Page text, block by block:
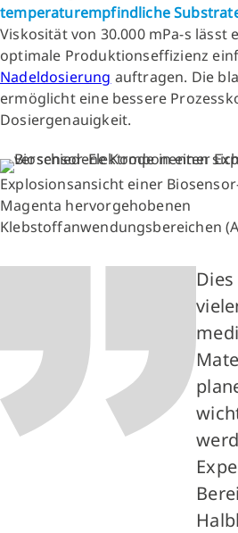
temperaturempfindliche
Viskosität von 30.000 mPa-s lässt
optimale Produktionseffizienz
Nadeldosierung auftragen. Die
ermöglicht eine bessere
Dosiergenauigkeit.
Explosionsansicht einer
Magenta hervorgehobenen
Klebstoffanwendungsbereichen